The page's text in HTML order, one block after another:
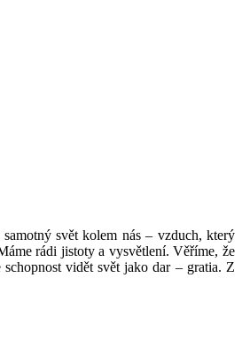
svět kolem nás – vzduch, který
rádi jistoty a vysvětlení. Věříme, že
vidět svět jako dar – gratia. Z